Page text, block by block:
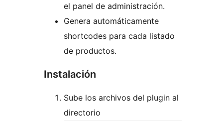
el panel de administración.
Genera automáticamente
shortcodes para cada listado
de productos.
Instalación
Sube los archivos del plugin al
directorio